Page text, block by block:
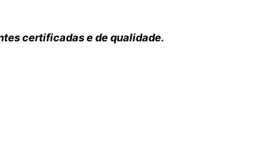
certificadas e de qualidade.